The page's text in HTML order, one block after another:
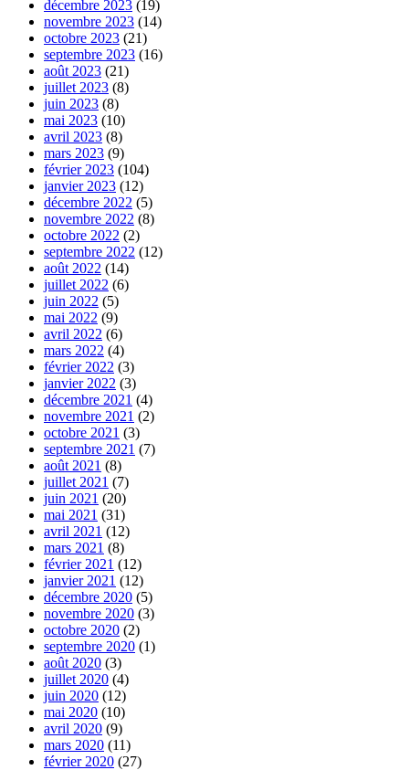
décembre 2023 (19)
novembre 2023 (14)
octobre 2023 (21)
septembre 2023 (16)
août 2023 (21)
juillet 2023 (8)
juin 2023 (8)
mai 2023 (10)
avril 2023 (8)
mars 2023 (9)
février 2023 (104)
janvier 2023 (12)
décembre 2022 (5)
novembre 2022 (8)
octobre 2022 (2)
septembre 2022 (12)
août 2022 (14)
juillet 2022 (6)
juin 2022 (5)
mai 2022 (9)
avril 2022 (6)
mars 2022 (4)
février 2022 (3)
janvier 2022 (3)
décembre 2021 (4)
novembre 2021 (2)
octobre 2021 (3)
septembre 2021 (7)
août 2021 (8)
juillet 2021 (7)
juin 2021 (20)
mai 2021 (31)
avril 2021 (12)
mars 2021 (8)
février 2021 (12)
janvier 2021 (12)
décembre 2020 (5)
novembre 2020 (3)
octobre 2020 (2)
septembre 2020 (1)
août 2020 (3)
juillet 2020 (4)
juin 2020 (12)
mai 2020 (10)
avril 2020 (9)
mars 2020 (11)
février 2020 (27)